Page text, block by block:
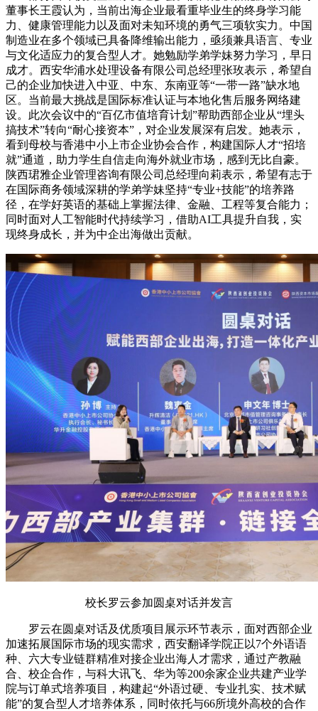
董事长王霞认为，当前出海企业最看重毕业生的终身学习能
力、健康管理能力以及面对未知环境的勇气三项软实力。中国
制造业在多个领域已具备降维输出能力，亟须兼具语言、专业
与文化适应力的复合型人才。她勉励学弟学妹努力学习，早日
成才。西安华浦水处理设备有限公司总经理张玫表示，希望自
己的企业加快进入中亚、中东、东南亚等“一带一路”缺水地
区。当前最大挑战是国际标准认证与本地化售后服务网络建
设。此次会议中的“百亿市值培育计划”帮助西部企业从“埋头
搞技术”转向“耐心接资本”，对企业发展深有启发。她表示，
看到母校与香港中小上市企业协会合作，构建国际人才“招培
就”通道，助力学生自信走向海外就业市场，感到无比自豪。
陕西珺雅企业管理咨询有限公司总经理向莉表示，希望有志于
在国际商务领域深耕的学弟学妹坚持“专业+技能”的培养路
径，在学好英语的基础上掌握法律、金融、工程等复合能力；
同时面对人工智能时代持续学习，借助AI工具提升自我，实
现终身成长，并为中企出海做出贡献。
校长罗云参加圆桌对话并发言
罗云在圆桌对话及优质项目展示环节表示，面对西部企业
加速拓展国际市场的现实需求，西安翻译学院正以7个外语语
种、六大专业链群精准对接企业出海人才需求，通过产教融
合、校企合作，与科大讯飞、华为等200余家企业共建产业学
院与订单式培养项目，构建起“外语过硬、专业扎实、技术赋
能”的复合型人才培养体系，同时依托与66所境外高校的合作